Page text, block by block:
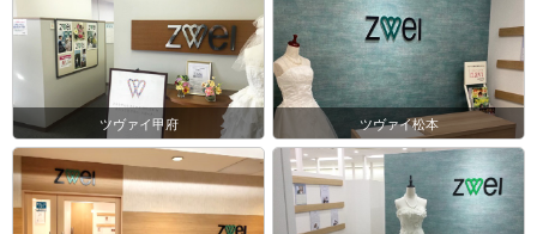
ツヴァイ甲府 ツヴァイ松本